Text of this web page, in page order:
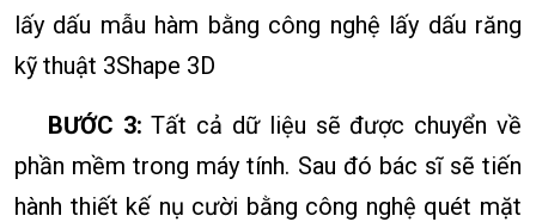
lấy dấu mẫu hàm bằng công nghệ lấy dấu răng
kỹ thuật 3Shape 3D
BƯỚC 3: Tất cả dữ liệu sẽ được chuyển về
phần mềm trong máy tính. Sau đó bác sĩ sẽ tiến
hành thiết kế nụ cười bằng công nghệ quét mặt